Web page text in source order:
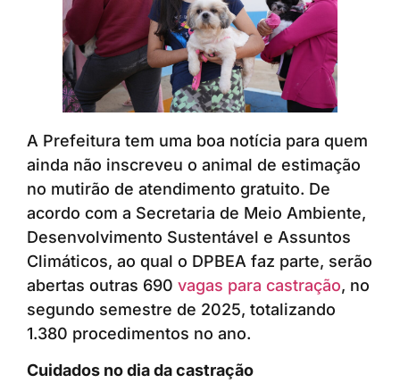
A Prefeitura tem uma boa notícia para quem
ainda não inscreveu o animal de estimação
no mutirão de atendimento gratuito. De
acordo com a Secretaria de Meio Ambiente,
Desenvolvimento Sustentável e Assuntos
Climáticos, ao qual o DPBEA faz parte, serão
abertas outras 690 vagas para castração, no
segundo semestre de 2025, totalizando
1.380 procedimentos no ano.
Cuidados no dia da castração